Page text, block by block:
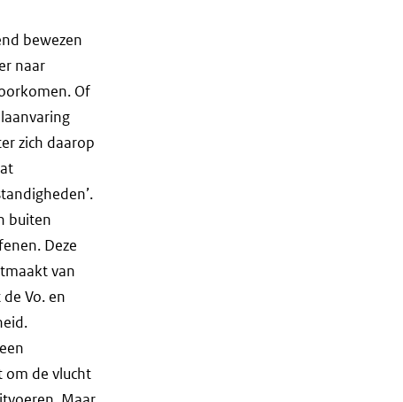
bewezen
naar
Of
zich daarop
buiten
Deze
van
Vo. en
om de vlucht